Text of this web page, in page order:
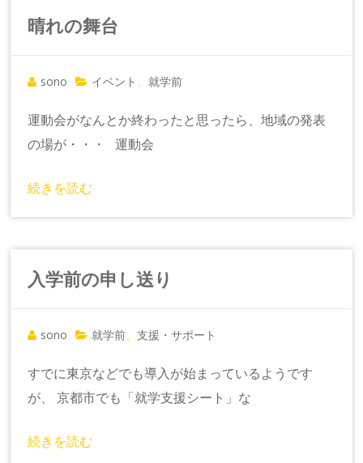
晴れの舞台
sono イベント 、就学前
運動会がなんとか終わったと思ったら、地域の発表
の場が・・・ 運動会
続きを読む
入学前の申し送り
sono 就学前 、支援・サポート
すでに東京などでも導入が始まっているようです
が、 京都市でも「就学支援シート」な
続きを読む